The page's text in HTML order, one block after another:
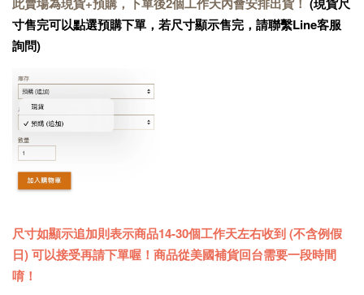
寸售完可以點選預購下單，若尺寸顯示售完，請聯繫Line客服
詢問)
尺寸如顯示追加則表示商品14-30個工作天左右收到 (不含例假
日) 可以接受再請下單喔！商品從美國補貨回台需要一段時間
唷！